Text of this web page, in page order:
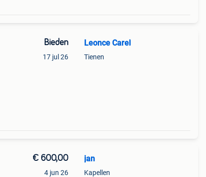
Bieden
17 jul 26
Leonce Carel
Tienen
€ 600,00
4 jun 26
jan
Kapellen